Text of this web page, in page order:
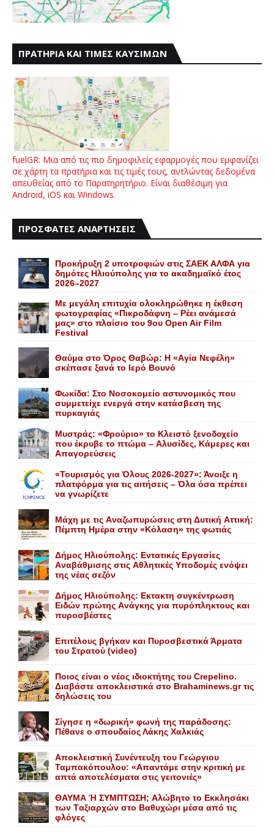
ΠΡΑΤΗΡΙΑ ΚΑΙ ΤΙΜΕΣ ΚΑΥΣΙΜΩΝ
fuelGR: Μια από τις πιο δημοφιλείς εφαρμογές που εμφανίζει
σε χάρτη τα πρατήρια και τις τιμές τους, αντλώντας δεδομένα
απευθείας από το Παρατηρητήριο. Είναι διαθέσιμη για
Android, iOS και Windows.
ΠΡΟΣΦΑΤΕΣ ΑΝΑΡΤΗΣΕΙΣ
Προκήρυξη 2 υποτροφιών στις ΣΑΕΚ ΑΛΦΑ για
δημότες Ηλιούπολης για το ακαδημαϊκό έτος
2026–2027
Με μεγάλη επιτυχία ολοκληρώθηκε η έκθεση
φωτογραφίας «Πικροδάφνη – Ρέει ανάμεσά
μας» στο πλαίσιο του 9ου Open Air Film
Festival
Θαύμα στο Όρος Θαβώρ: H «Aγία Nεφέλη»
σκέπασε ξανά το Iερό Bουνό
Φωκίδα: Στο Νοσοκομείο αστυνομικός που
συμμετείχε ενεργά στην κατάσβεση της
πυρκαγιάς
Mυστράς: «Φρούριο» το Kλειστό ξενοδοχείο
που έκρυβε το πτώμα – Aλυσίδες, Kάμερες και
Aπαγορεύσεις
«Τουρισμός για Όλους 2026-2027»: Άνοιξε η
πλατφόρμα για τις αιτήσεις – Όλα όσα πρέπει
να γνωρίζετε
Mάχη με τις Aναζωπυρώσεις στη Δυτική Aττική:
Πέμπτη Hμέρα στην «Kόλαση» της φωτιάς
Δήμος Ηλιούπολης: Eντατικές Eργασίες
Aναβάθμισης στις Aθλητικές Yποδομές ενόψει
της νέας σεζόν
Δήμος Ηλιούπολης: Eκτακτη συγκέντρωση
Eιδών πρώτης Aνάγκης για πυρόπληκτους και
πυροσβέστες
Επιτέλους βγήκαν και Πυροσβεστικά Άρματα
του Στρατού (video)
Ποιος είναι ο νέος ιδιοκτήτης του Crepelino.
Διαβάστε αποκλειστικά στο Brahaminews.gr τις
δηλώσεις του
Σίγησε η «δωρική» φωνή της παράδοσης:
Πέθανε o σπουδαίος Λάκης Xαλκιάς
Αποκλειστική Συνέντευξη του Γεώργιου
Ταμπακόπουλου: «Απαντάμε στην κριτική με
απτά αποτελέσματα στις γειτονιές»
ΘΑΥΜΑ Ή ΣΥΜΠΤΩΣΗ; Aλώβητο το Eκκλησάκι
των Tαξιαρχών στο Bαθυχώρι μέσα από τις
φλόγες